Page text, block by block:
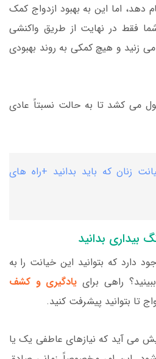
دهد، اما این به بهبود ازدواج کمک
فقط در نهایت از طریق واکنشی
زنید و هیچ کمکی به روند بهبودی
می کشد تا به حالت نسبتاً عادی
زنان که باید بدانید +راه های
دارد که بتوانید این خیانت را به
راهی برای یادگیری و کشف
تا بتوانید پیشرفت کنید.
می آید که نیازهای عاطفی یک یا